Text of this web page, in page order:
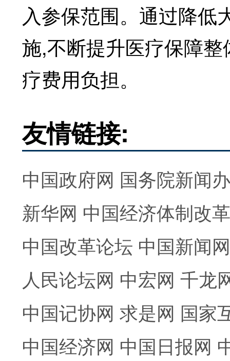
入参保范围。通过降低
施,不断提升医疗保障
疗费用负担。
友情链接:
中国政府网 国务院新闻
新华网 中国经济体制改
中国改革论坛 中国新闻网
人民论坛网 中宏网 千龙
中国记协网 求是网 国家
中国经济网 中国日报网